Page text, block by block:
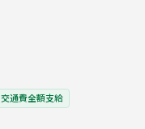
交通費全額支給